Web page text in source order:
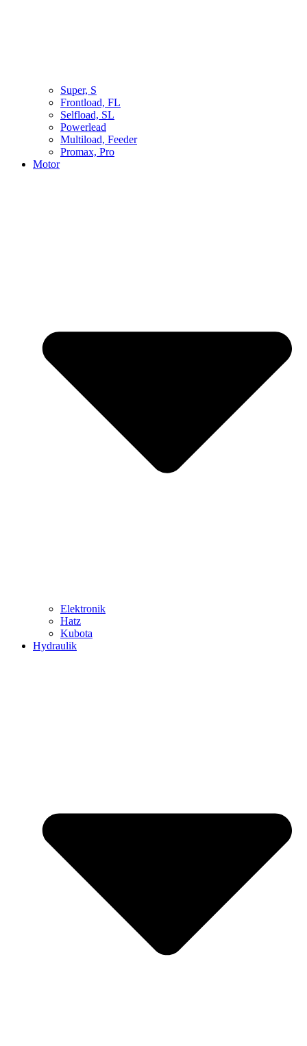
Super, S
Frontload, FL
Selfload, SL
Powerlead
Multiload, Feeder
Promax, Pro
Motor
Elektronik
Hatz
Kubota
Hydraulik